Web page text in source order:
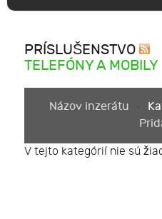
PRÍSLUŠENSTVO
TELEFÓNY A MOBILY
Názov inzerátu
V tejto kategórií nie sú